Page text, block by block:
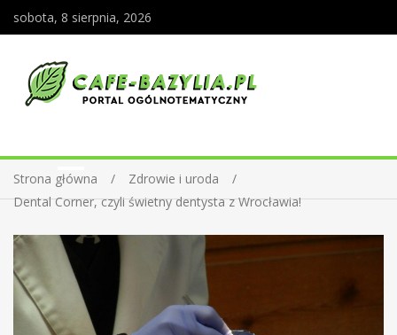
sobota, 8 sierpnia, 2026
Strona główna
Zdrowie i uroda
Dental Corner, czyli świetny dentysta z Wrocławia!